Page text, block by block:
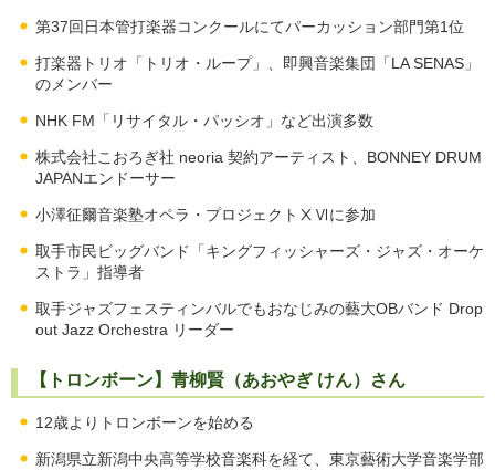
第37回日本管打楽器コンクールにてパーカッション部門第1位
打楽器トリオ「トリオ・ループ」、即興音楽集団「LA SENAS」
のメンバー
NHK FM「リサイタル・パッシオ」など出演多数
株式会社こおろぎ社 neoria 契約アーティスト、BONNEY DRUM
JAPANエンドーサー
小澤征爾音楽塾オペラ・プロジェクトⅩⅥに参加
取手市民ビッグバンド「キングフィッシャーズ・ジャズ・オーケ
ストラ」指導者
取手ジャズフェスティンバルでもおなじみの藝大OBバンド Drop
out Jazz Orchestra リーダー
【トロンボーン】青柳賢（あおやぎ けん）さん
12歳よりトロンボーンを始める
新潟県立新潟中央高等学校音楽科を経て、東京藝術大学音楽学部